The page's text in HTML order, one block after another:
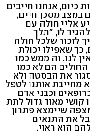
כיום, אנחנו חייבים
במצב מסכן חיים,
אליי חולה עם
לו, "תלך
לזכור שלכל חולה
כך שאפילו יכולת
לנו. זה ממש כמו
הם לא כמו
את הבסטה ולא
מחייבת אותנו לטפל
וכבני אדם
קושי מאוד גדול לתת
שיימצא פתרון
את התנאים
הוא ראוי.